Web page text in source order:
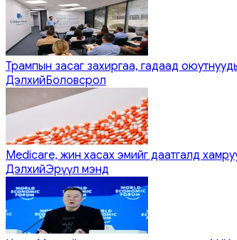
Трампын засаг захиргаа, гадаад
ДэлхийБоловсрол
Medicare, жин хасах эмийг даатгалд
ДэлхийЭрүүл мэнд